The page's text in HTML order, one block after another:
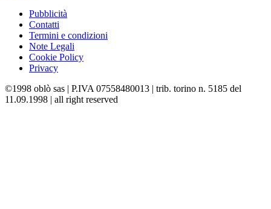
Pubblicità
Contatti
Termini e condizioni
Note Legali
Cookie Policy
Privacy
©1998 oblò sas | P.IVA 07558480013 | trib. torino n. 5185 del
11.09.1998 | all right reserved